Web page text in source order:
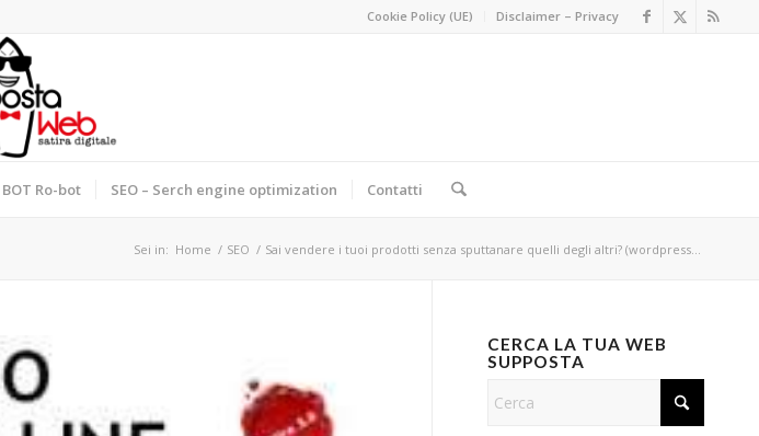
Cookie Policy (UE) Disclaimer – Privacy
BOT Ro-bot SEO – Serch engine optimization Contatti
Sei in: Home / SEO / Sai vendere i tuoi prodotti senza sputtanare quelli degli altri? (wordpress...
CERCA LA TUA WEB
SUPPOSTA